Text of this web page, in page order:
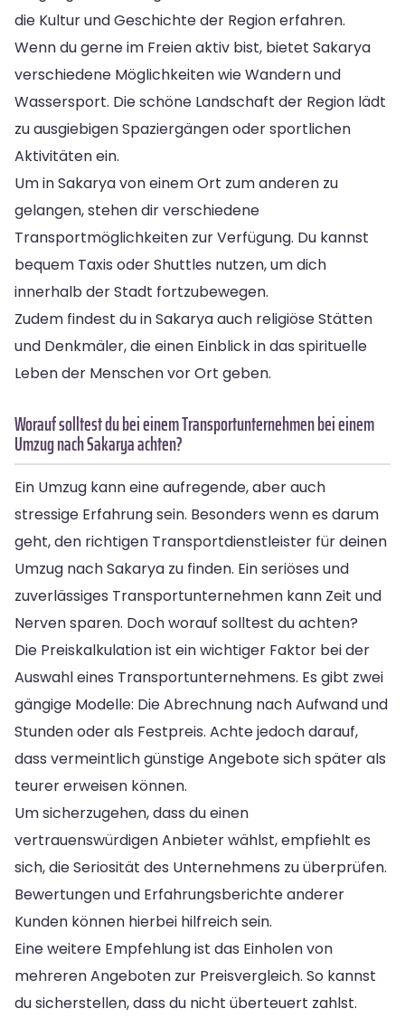
die Kultur und Geschichte der Region erfahren.
Wenn du gerne im Freien aktiv bist, bietet Sakarya
verschiedene Möglichkeiten wie Wandern und
Wassersport. Die schöne Landschaft der Region lädt
zu ausgiebigen Spaziergängen oder sportlichen
Aktivitäten ein.
Um in Sakarya von einem Ort zum anderen zu
gelangen, stehen dir verschiedene
Transportmöglichkeiten zur Verfügung. Du kannst
bequem Taxis oder Shuttles nutzen, um dich
innerhalb der Stadt fortzubewegen.
Zudem findest du in Sakarya auch religiöse Stätten
und Denkmäler, die einen Einblick in das spirituelle
Leben der Menschen vor Ort geben.
Worauf solltest du bei einem Transportunternehmen bei einem
Umzug nach Sakarya achten?
Ein Umzug kann eine aufregende, aber auch
stressige Erfahrung sein. Besonders wenn es darum
geht, den richtigen Transportdienstleister für deinen
Umzug nach Sakarya zu finden. Ein seriöses und
zuverlässiges Transportunternehmen kann Zeit und
Nerven sparen. Doch worauf solltest du achten?
Die Preiskalkulation ist ein wichtiger Faktor bei der
Auswahl eines Transportunternehmens. Es gibt zwei
gängige Modelle: Die Abrechnung nach Aufwand und
Stunden oder als Festpreis. Achte jedoch darauf,
dass vermeintlich günstige Angebote sich später als
teurer erweisen können.
Um sicherzugehen, dass du einen
vertrauenswürdigen Anbieter wählst, empfiehlt es
sich, die Seriosität des Unternehmens zu überprüfen.
Bewertungen und Erfahrungsberichte anderer
Kunden können hierbei hilfreich sein.
Eine weitere Empfehlung ist das Einholen von
mehreren Angeboten zur Preisvergleich. So kannst
du sicherstellen, dass du nicht überteuert zahlst.